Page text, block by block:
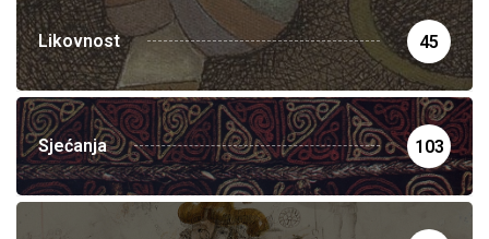
Likovnost 45
Sjećanja 103